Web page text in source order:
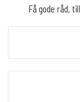
Få gode råd,